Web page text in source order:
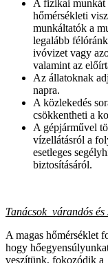
A fizikai munkát
hőmérsékleti
munkáltatók a
legalább
ivóvizet vagy
valamint az
Az állatoknak
napra.
A közlekedés
csökkentheti a
A gépjárművel
vízellátásról a
esetleges
biztosításáról.
Tanácsok várandós és
A magas hőmérséklet
hogy
veszítünk, fokozódik a